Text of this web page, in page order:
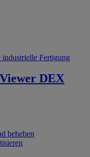
Fertigung
DEX
beheben